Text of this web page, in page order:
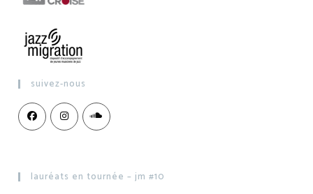
suivez-nous
lauréats en tournée – jm #10